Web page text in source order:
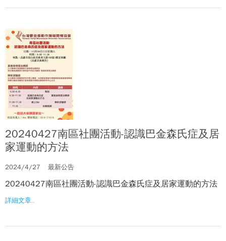
20240427南區社團活動-認識巴金森氏症及居
家運動的方法
2024/4/27 最新公告
20240427南區社團活動-認識巴金森氏症及居家運動的方法
詳細文章..